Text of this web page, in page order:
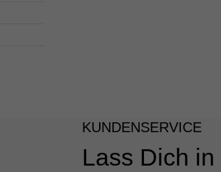
KUNDENSERVICE
Lass Dich